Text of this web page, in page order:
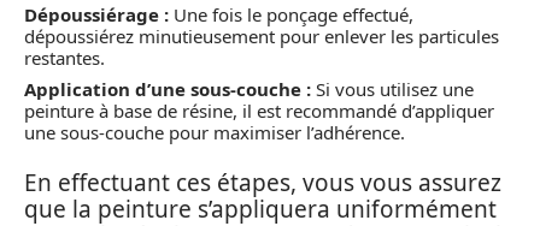
Dépoussiérage : Une fois le ponçage effectué,
dépoussiérez minutieusement pour enlever les particules
restantes.
Application d’une sous-couche : Si vous utilisez une
peinture à base de résine, il est recommandé d’appliquer
une sous-couche pour maximiser l’adhérence.
En effectuant ces étapes, vous vous assurez
que la peinture s’appliquera uniformément